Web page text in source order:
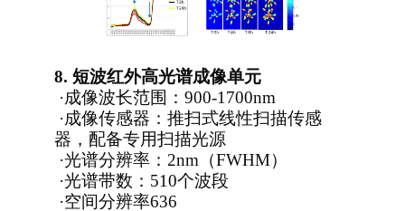
8. 短波红外高光谱成像单元
·成像波长范围：900-1700nm
·成像传感器：推扫式线性扫描传感
器，配备专用扫描光源
·光谱分辨率：2nm（FWHM）
·光谱带数：510个波段
·空间分辨率636